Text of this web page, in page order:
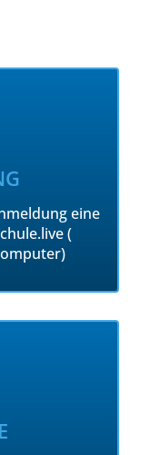
eine
(